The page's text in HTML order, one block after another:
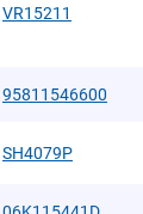
VR15211
95811546600
SH4079P